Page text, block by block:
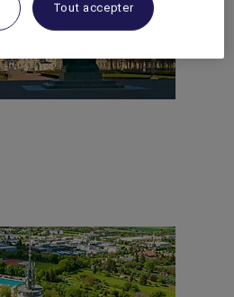
Tout accepter